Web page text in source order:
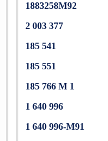
1883258M92
2 003 377
185 541
185 551
185 766 M 1
1 640 996
1 640 996-M91